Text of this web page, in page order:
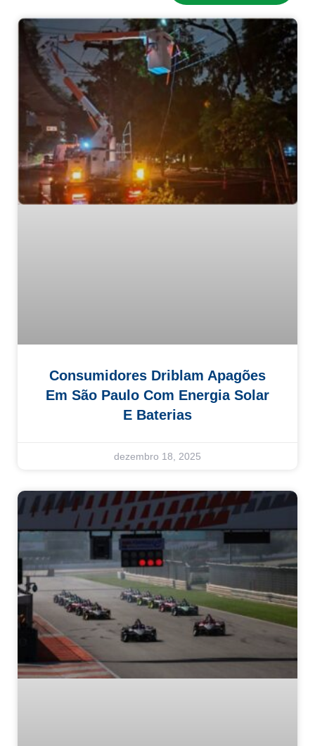
Consumidores Driblam Apagões
Em São Paulo Com Energia Solar
E Baterias
dezembro 18, 2025